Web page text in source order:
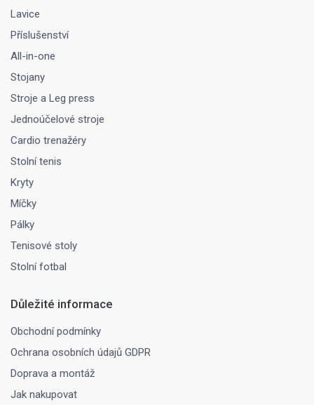
Lavice
Příslušenství
All-in-one
Stojany
Stroje a Leg press
Jednoúčelové stroje
Cardio trenažéry
Stolní tenis
Kryty
Míčky
Pálky
Tenisové stoly
Stolní fotbal
Důležité informace
Obchodní podmínky
Ochrana osobních údajů GDPR
Doprava a montáž
Jak nakupovat